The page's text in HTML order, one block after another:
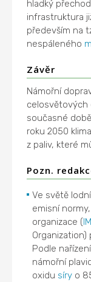
hladký
infrastruktura
především na
nespáleného
Závěr
Námořní
celosvětových
současné
roku 2050
z paliv, které
Pozn.
Ve světě
emisní
organizace (
Organization)
Podle
námořní
oxidu síry o